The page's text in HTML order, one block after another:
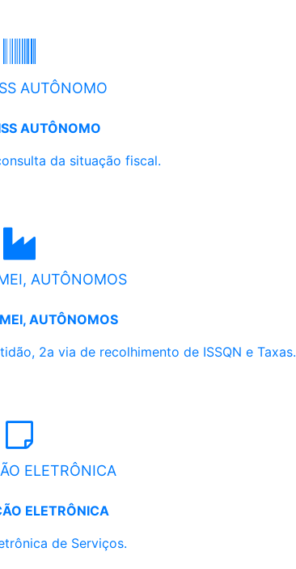
AUTÔNOMO
AUTÔNOMO
da situação fiscal.
AUTÔNOMOS
AUTÔNOMOS
2a via de recolhimento de ISSQN e Taxas.
ELETRÔNICA
ELETRÔNICA
de Serviços.